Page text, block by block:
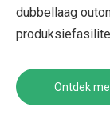
dubbellaag
Ontdek